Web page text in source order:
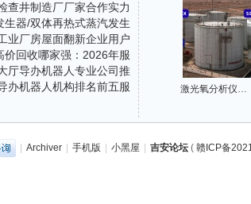
查井制造厂厂家合作实力
生器/双体再热式蒸汽发生
牌推荐参考
业厂房屋面翻新企业用户
价回收哪家强：2026年服
厅导办机器人专业公司推
办机器人机构排名前五服
激光氧分析仪在氮封储罐区的应用：实现氧含量精准监测与安全联锁
| Archiver | 手机版 | 小黑屋 | 吉安论坛 ( 赣ICP备